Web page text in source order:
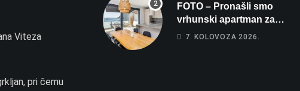
Viteza
pri čemu
FOTO – Pronašli smo
vrhunski apartman za
odmor: Pogled na
7. KOLOVOZA 2026.